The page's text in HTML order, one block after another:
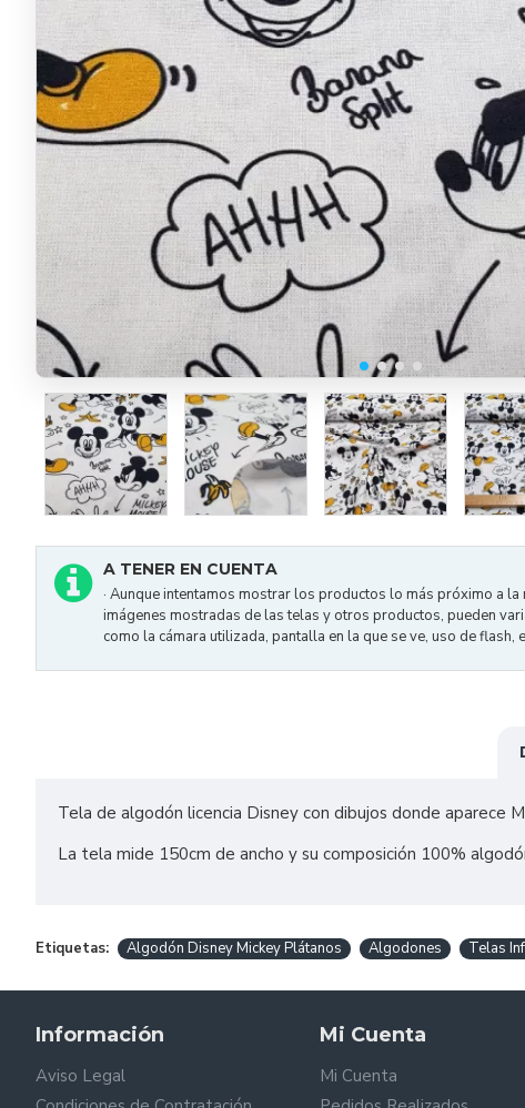
A TENER EN CUENTA
· Aunque intentamos mostrar los productos lo más próximo a
imágenes mostradas de las telas y otros productos, pueden
como la cámara utilizada, pantalla en la que se ve, uso de flash,
Tela de algodón licencia Disney con dibujos donde aparece
La tela mide 150cm de ancho y su composición 100%
Etiquetas: Algodón Disney Mickey Plátanos Algodones Telas
Información
Aviso Legal
Mi Cuenta
Mi Cuenta